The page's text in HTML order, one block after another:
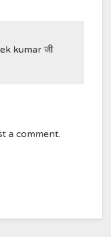
kumar जी
a comment.